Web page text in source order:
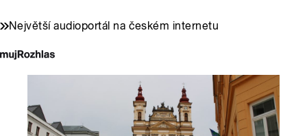
Největší audioportál na českém internetu